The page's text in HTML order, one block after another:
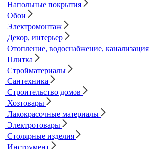
Напольные покрытия
Обои
Электромонтаж
Декор, интерьер
Отопление, водоснабжение, канализация
Плитка
Стройматериалы
Сантехника
Строительство домов
Хозтовары
Лакокрасочные материалы
Электротовары
Столярные изделия
Инструмент